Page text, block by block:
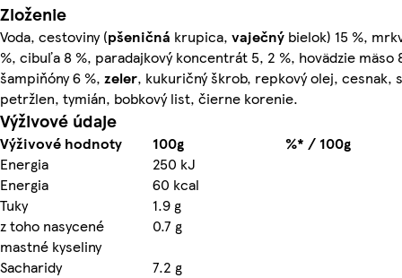
Zloženie
Voda, cestoviny (pšeničná krupica, vaječný bielok) 15 %,
%, cibuľa 8 %, paradajkový koncentrát 5, 2 %, hovädzie mäso
šampiňóny 6 %, zeler, kukuričný škrob, repkový olej, cesnak,
petržlen, tymián, bobkový list, čierne korenie.
Výživové údaje
Výživové hodnoty 100g
%* / 100g
Energia
250 kJ
Energia
60 kcal
Tuky
1.9 g
z toho nasycené
mastné kyseliny
0.7 g
Sacharidy
7.2 g